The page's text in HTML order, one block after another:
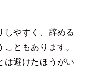
しやすく、辞める
ともあります。
は避けたほうがい